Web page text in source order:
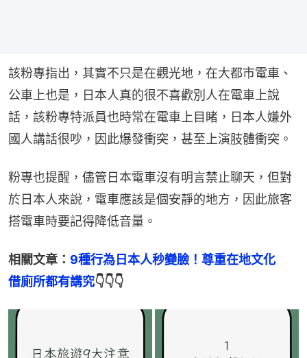
該粉專指出，其實不只是在觀光地，在大都市電車、
公車上也是，日本人真的很不喜歡別人在電車上說
話，該粉專特派員也時常在電車上目睹，日本人嫌外
國人講話很吵，因此爆發衝突，甚至上演肢體衝突。
粉專也提醒，儘管日本電車沒有明言禁止聊天，但對
於日本人來說，電車應該是個安靜的地方，因此旅客
搭電車時要記得降低音量。
相關文章： 9種行為日本人秒變臉！尊重在地文化
借廁所都有講究👇👇👇